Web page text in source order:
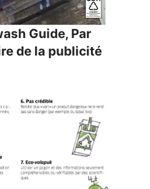
Guide, Par
de la publicité